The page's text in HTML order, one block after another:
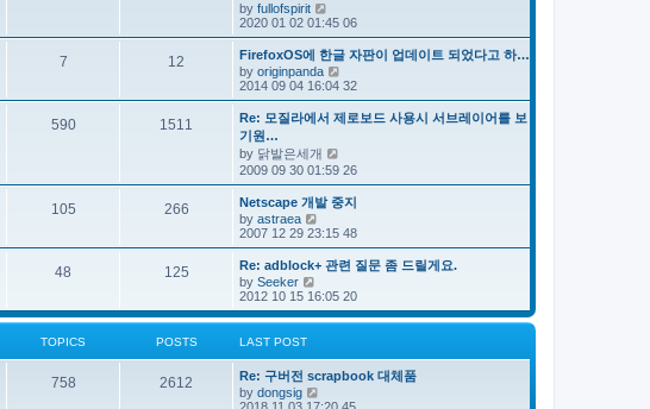
o
s
t
l
a
t
e
s
t
p
o
t
by fullofspirit
i
e
w
t
h
e
l
a
e
s
t
o
t
2020 01 02 01:45 06
7 12
FirefoxOS에 한글 자판이 업데이트 되었다고 하…
by originpanda
i
e
w
t
l
a
t
e
s
o
t
2014 09 04 16:04 32
590 1511
Re: 모질라에서 제로보드 사용시 서브레이어를 보
기원…
by 닭발은세개
w
t
e
l
a
e
s
t
t
2009 09 30 01:59 26
105 266
Netscape 개발 중지
by astraea
i
e
w
t
h
e
l
e
s
p
2007 12 29 23:15 48
48 125
Re: adblock+ 관련 질문 좀 드릴게요.
by Seeker
i
e
w
l
a
2012 10 15 16:05 20
TOPICS POSTS LAST POST
758 2612
Re: 구버전 scrapbook 대체품
by dongsig
i